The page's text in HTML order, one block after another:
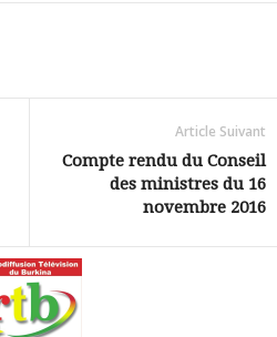
Article Suivant
Compte rendu du Conseil
des ministres du 16
novembre 2016